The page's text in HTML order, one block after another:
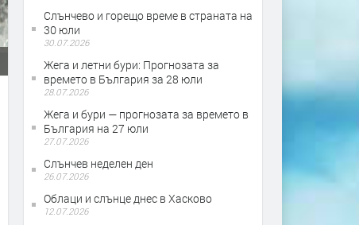
Слънчево и горещо време в страната на
30 юли
30.07.2026
Жега и летни бури: Прогнозата за
времето в България за 28 юли
28.07.2026
Жега и бури — прогнозата за времето в
България на 27 юли
27.07.2026
Слънчев неделен ден
26.07.2026
Облаци и слънце днес в Хасково
12.07.2026